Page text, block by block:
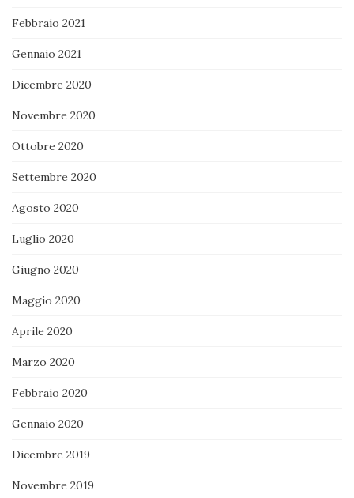
Febbraio 2021
Gennaio 2021
Dicembre 2020
Novembre 2020
Ottobre 2020
Settembre 2020
Agosto 2020
Luglio 2020
Giugno 2020
Maggio 2020
Aprile 2020
Marzo 2020
Febbraio 2020
Gennaio 2020
Dicembre 2019
Novembre 2019